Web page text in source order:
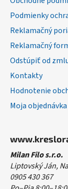
Podmienky
Reklamačný
Reklamačný
Odstúpiť od
Kontakty
Hodnotenie
Moja objednávka
Milan Filo s.r.o.
Liptovský Ján,
0905 430 367